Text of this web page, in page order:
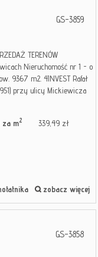
GS-3859
TERENÓW
Nieruchomość nr 1 - o
9367 m2. 4INVEST Rafał
przy ulicy Mickiewicza
za m2 339,49 zł
zobacz więcej
GS-3858